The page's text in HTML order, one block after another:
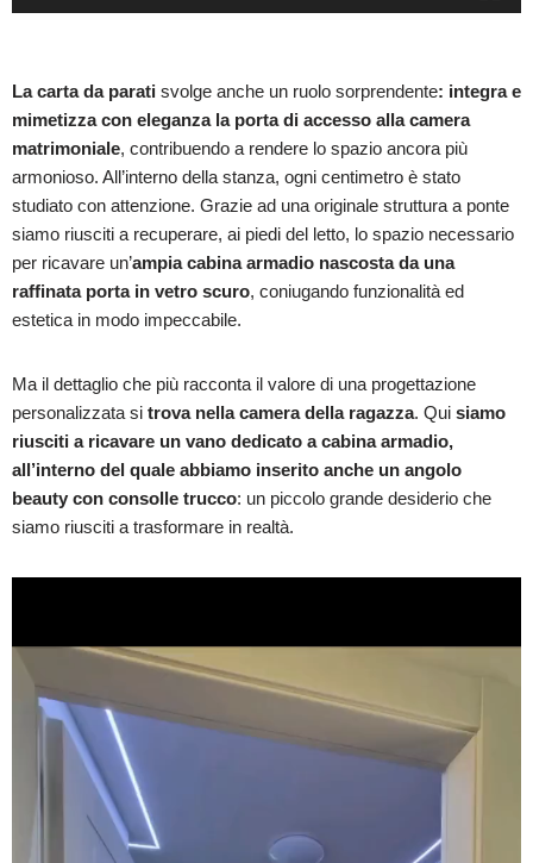
La carta da parati svolge anche un ruolo sorprendente: integra e
mimetizza con eleganza la porta di accesso alla camera
matrimoniale, contribuendo a rendere lo spazio ancora più
armonioso. All’interno della stanza, ogni centimetro è stato
studiato con attenzione. Grazie ad una originale struttura a ponte
siamo riusciti a recuperare, ai piedi del letto, lo spazio necessario
per ricavare un’ampia cabina armadio nascosta da una
raffinata porta in vetro scuro, coniugando funzionalità ed
estetica in modo impeccabile.
Ma il dettaglio che più racconta il valore di una progettazione
personalizzata si trova nella camera della ragazza. Qui siamo
riusciti a ricavare un vano dedicato a cabina armadio,
all’interno del quale abbiamo inserito anche un angolo
beauty con consolle trucco: un piccolo grande desiderio che
siamo riusciti a trasformare in realtà.